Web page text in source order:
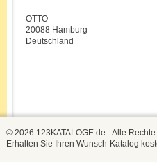
OTTO
20088 Hamburg
Deutschland
© 2026 123KATALOGE.de - Alle
Erhalten Sie Ihren Wunsch-Katalog